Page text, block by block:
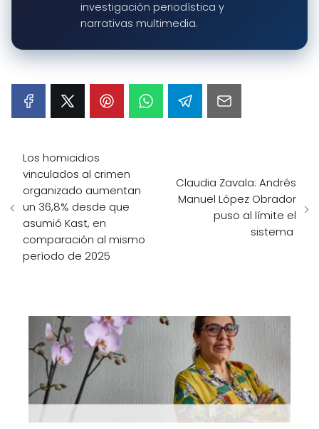
investigación periodística y
narrativas multimedia.
Los homicidios
vinculados al crimen
organizado aumentan
un 36,8% desde que
asumió Kast, en
comparación al mismo
período de 2025
Claudia Zavala: Andrés
Manuel López Obrador
puso al límite el
sistema